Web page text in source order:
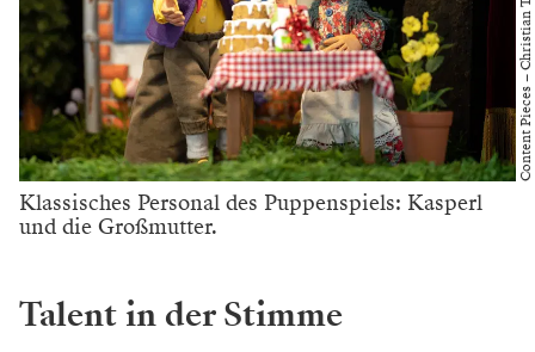
Content Pieces – Christian Traunwieser
Klassisches Personal des Puppenspiels: Kasperl
und die Großmutter.
Talent in der Stimme